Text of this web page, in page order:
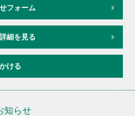
フォーム
細を見る
ける
知らせ